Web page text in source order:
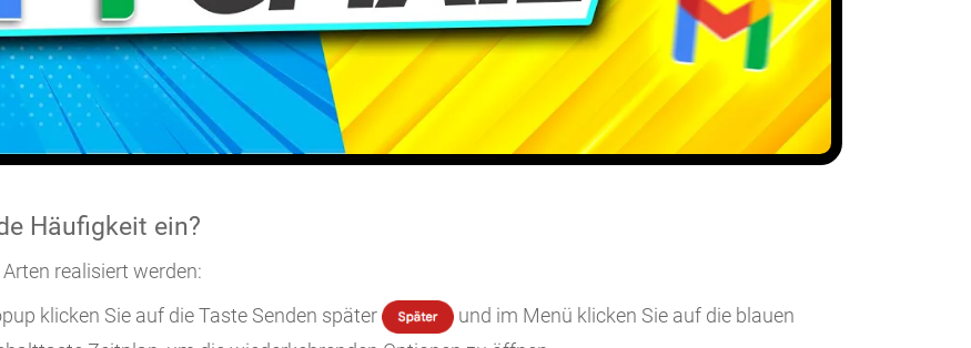
Häufigkeit ein?
realisiert werden:
klicken Sie auf die Taste Senden später
und im Menü klicken Sie auf die blauen